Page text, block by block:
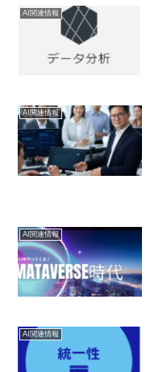
AI関連情報
AI関連情報
AI関連情報
AI関連情報